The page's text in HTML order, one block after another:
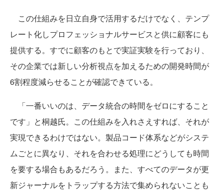
この仕組みを日立自身で活用するだけでなく、テンプ
レート化しプロフェッショナルサービスと供に顧客にも
提供する。すでに顧客のもとで実証実験を行っており、
その企業では新しい分析視点を加えるための開発時間が
6割程度減らせることが確認できている。
「一番いいのは、データ統合の時間をゼロにすること
です」と桐越氏。この仕組みを入れさえすれば、それが
実現できるわけではない。製品コード体系などがシステ
ムごとに異なり、それを合わせる処理にどうしても時間
を要する場合もあるだろう。また、すべてのデータが更
新ジャーナルをトラップする方法で集められないことも